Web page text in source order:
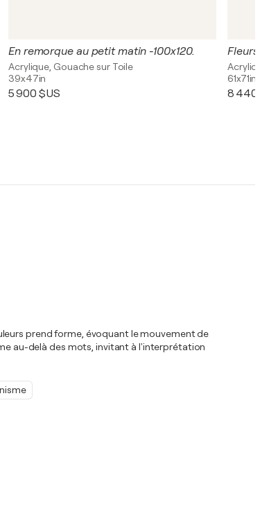
En remorque au petit matin -100x120.
Acrylique, Gouache sur Toile
39x47in
5 900 $US
Fleurs
61x71in
8 440
prend forme, évoquant le mouvement de
au-delà des mots, invitant à l'interprétation